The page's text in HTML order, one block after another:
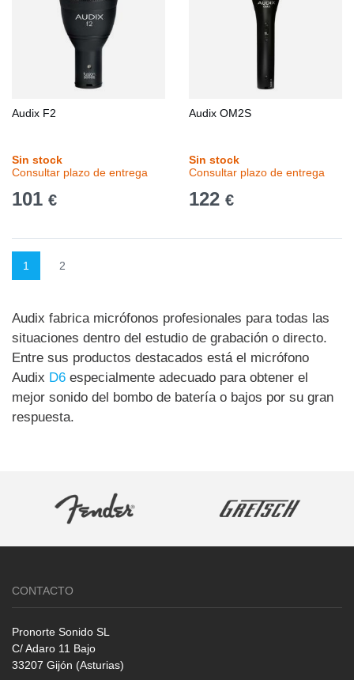
Audix F2
Sin stock
Consultar plazo de entrega
101 €
Audix OM2S
Sin stock
Consultar plazo de entrega
122 €
1 2
Audix fabrica micrófonos profesionales para todas las
situaciones dentro del estudio de grabación o directo.
Entre sus productos destacados está el micrófono
Audix D6 especialmente adecuado para obtener el
mejor sonido del bombo de batería o bajos por su gran
respuesta.
CONTACTO
Pronorte Sonido SL
C/ Adaro 11 Bajo
33207 Gijón (Asturias)